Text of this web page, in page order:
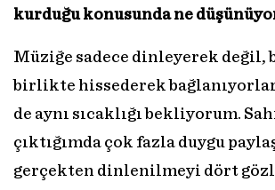
kurduğu konusunda ne
Müziğe sadece dinleyerek değil,
birlikte hissederek
de aynı sıcaklığı bekliyorum.
çıktığımda çok fazla duygu
gerçekten dinlenilmeyi dört